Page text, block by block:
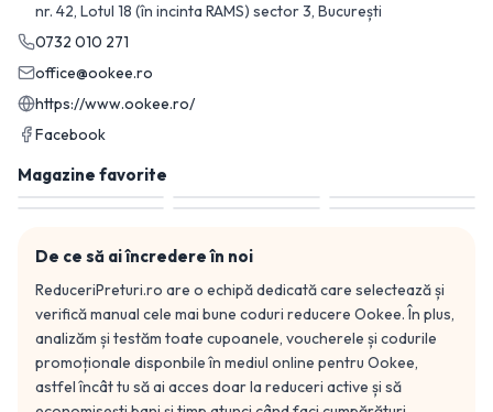
nr. 42, Lotul 18 (în incinta RAMS) sector 3, București
0732 010 271
office@ookee.ro
https://www.ookee.ro/
Facebook
Magazine favorite
De ce să ai încredere în noi
ReduceriPreturi.ro are o echipă dedicată care selectează și
verifică manual cele mai bune coduri reducere Ookee. În plus,
analizăm și testăm toate cupoanele, voucherele și codurile
promoționale disponbile în mediul online pentru Ookee,
astfel încât tu să ai acces doar la reduceri active și să